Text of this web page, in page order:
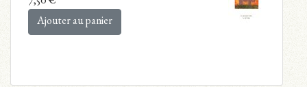
Ajouter au panier